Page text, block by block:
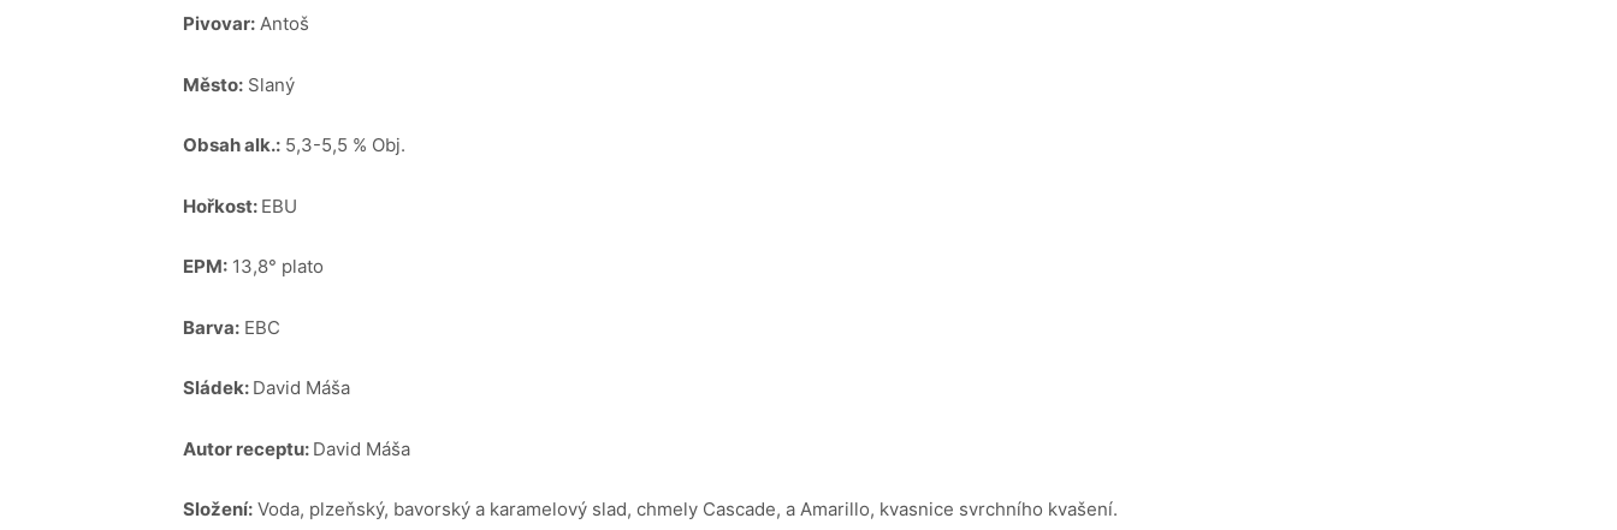
Pivovar: Antoš
Město: Slaný
Obsah alk.: 5,3-5,5 % Obj.
Hořkost: EBU
EPM: 13,8° plato
Barva: EBC
Sládek: David Máša
Autor receptu: David Máša
Složení: Voda, plzeňský, bavorský a karamelový slad, chmely Cascade, a Amarillo, kvasnice svrchního kvašení.